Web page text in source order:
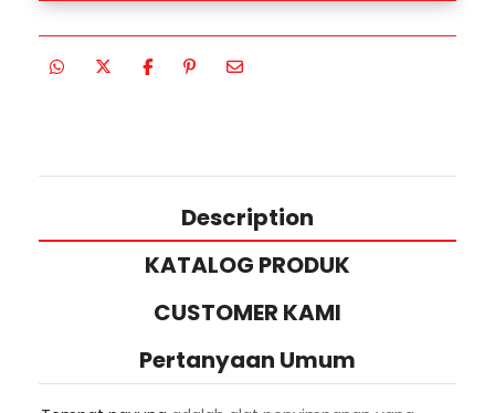
Description
KATALOG PRODUK
CUSTOMER KAMI
Pertanyaan Umum